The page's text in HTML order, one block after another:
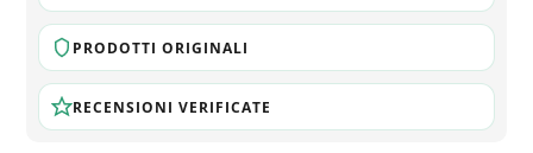
PRODOTTI ORIGINALI
RECENSIONI VERIFICATE